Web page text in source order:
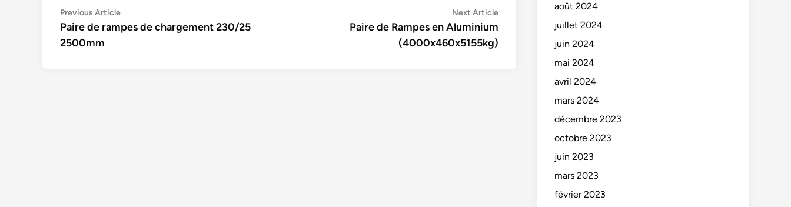
Navigation
de
l’article
Previous ArticlePrevious
article:
Paire de rampes de chargement 230/25
2500mm
Next ArticleNext
Paire de Rampes en Aluminium
(4000x460x5155kg)
août 2024
juillet 2024
juin 2024
mai 2024
avril 2024
mars 2024
décembre 2023
octobre 2023
juin 2023
mars 2023
février 2023